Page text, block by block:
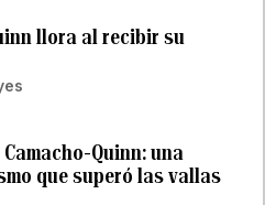
llora al recibir su
Quinn: una
que superó las vallas